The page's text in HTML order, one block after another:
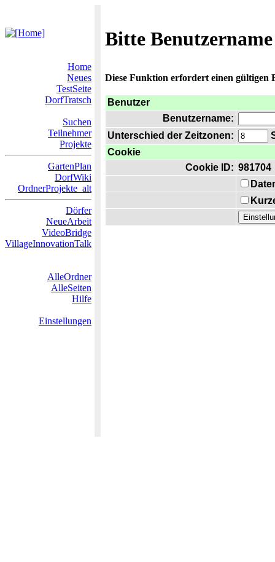
Bitte
Home
Neues
TestSeite
DorfTratsch
Suchen
Teilnehmer
Projekte
GartenPlan
DorfWiki
OrdnerProjekte_alt
Dörfer
NeueArbeit
VideoBridge
VillageInnovationTalk
AlleOrdner
AlleSeiten
Hilfe
Einstellungen
Diese Funktion erfordert einen gültigen
Benutzer
Benutzername:
Unterschied der Zeitzonen:
Cookie
Cookie ID: 981704